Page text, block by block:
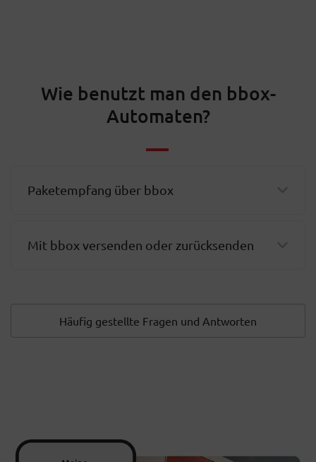
Wie benutzt man den bbox-
Automaten?
Paketempfang über bbox
Mit bbox versenden oder zurücksenden
Häufig gestellte Fragen und Antworten